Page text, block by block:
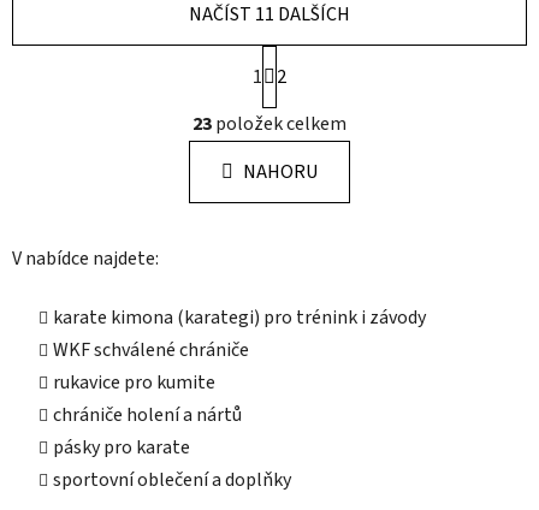
O
v
l
á
d
p
ý
NAČÍST 11 DALŠÍCH
S
t
r
á
n
k
1
2
23položek celkem
NAHORU
V nabídce najdete:
karate kimona (karategi) pro trénink i závody
WKF schválené chrániče
rukavice pro kumite
chrániče holení a nártů
pásky pro karate
sportovní oblečení a doplňky